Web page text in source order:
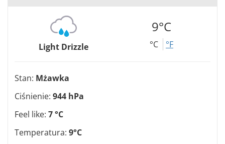
Light Drizzle
9°C
°C °F
Stan: Mżawka
Ciśnienie: 944 hPa
Feel like: 7 °C
Temperatura: 9°C